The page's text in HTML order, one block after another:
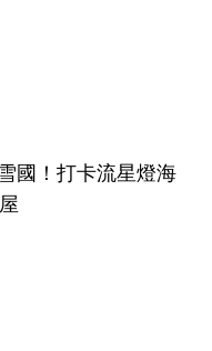
國！打卡流星燈海